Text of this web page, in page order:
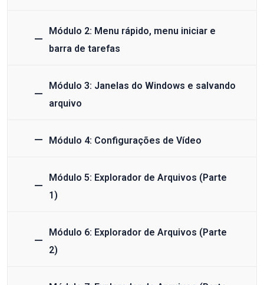
Módulo 2: Menu rápido, menu iniciar e
barra de tarefas
Módulo 3: Janelas do Windows e salvando
arquivo
Módulo 4: Configurações de Vídeo
Módulo 5: Explorador de Arquivos (Parte
1)
Módulo 6: Explorador de Arquivos (Parte
2)